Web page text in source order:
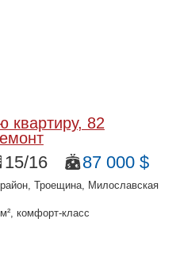
квартиру, 82
15/16 87 000 $
Троещина, Милославская
комфорт-класс